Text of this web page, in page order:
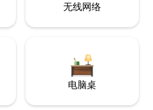
无线网络
电脑桌